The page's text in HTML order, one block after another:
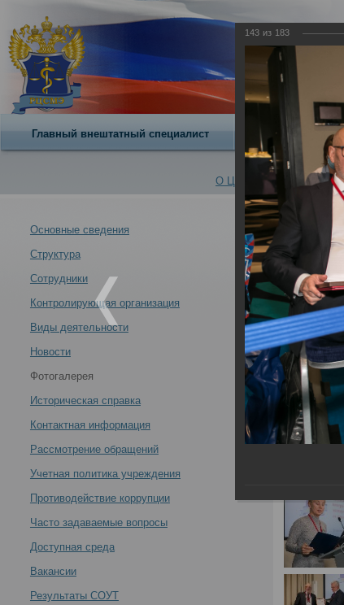
Главный внештатный специалист О центре
О Центре -
Новости -
21 - 22 октября 2021 года состоялась Всероссийская
научно-практическая конференция с международным
участием «Вехи истории Российского центра
судебно-медицинской экспертизы. К 90-летию со дня
образования»(День1) -
21 - 22 октября 2021 года состоялась
Основные сведения
Структура
Сотрудники
Контролирующая организация
Виды деятельности
Новости
Фотогалерея
Историческая справка
Контактная информация
Рассмотрение обращений
Учетная политика учреждения
Противодействие коррупции
Часто задаваемые вопросы
Доступная среда
Вакансии
Результаты СОУТ
21 - 22
29.10.2021
143 из 183